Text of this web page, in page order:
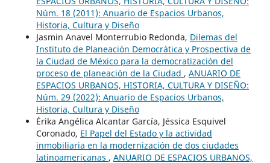
Núm. 18 (2011): Anuario de Espacios Urbanos,
Historia, Cultura y Diseño
Jasmin Anavel Monterrubio Redonda, Dilemas del
Instituto de Planeación Democrática y Prospectiva de
la Ciudad de México para la democratización del
proceso de planeación de la Ciudad , ANUARIO DE
ESPACIOS URBANOS, HISTORIA, CULTURA Y DISEÑO:
Núm. 29 (2022): Anuario de Espacios Urbanos,
Historia, Cultura y Diseño
Érika Angélica Alcantar García, Jéssica Esquivel
Coronado, El Papel del Estado y la actividad
inmobiliaria en la modernización de dos ciudades
latinoamericanas , ANUARIO DE ESPACIOS URBANOS,